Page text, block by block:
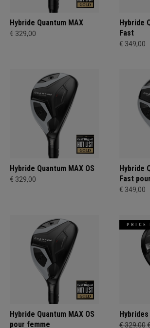
Hybride Quantum MAX
€ 329,00
Hybride
Fast
€ 349,00
Hybride Quantum MAX OS
€ 329,00
Hybride
Fast
€ 349,00
Hybride Quantum MAX OS
pour femme
PRICE
€ 329,00